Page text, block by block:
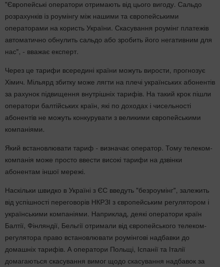
"Європейські оператори отримають від цього вигоду. Сальдо
розрахунків із роумінгу між нашими та європейськими
операторами на користь України. Скасування роумінг платежів
автоматично обнулить сальдо або зробить його негативним для
нас", - вважає експерт.
Через це тарифи всередині країни можуть вирости, прогнозує
Хімич. Мільярд збитку може лягти на плечі українських абонентів
за рахунок підвищення внутрішніх тарифів. На такий крок пішли
оператори балтійських країн, які по доходах і чисельності
абонентів не можуть конкурувати з великими європейськими
компаніями.
Який встановлювати тариф - визначає оператор. Тому телеком-
компанія може просто ввести високі тарифи на дзвінки
абонентам іншої мережі.
Наскільки швидко в Україні з ЄС введуть "безроумінг", залежить
від успішності переговорів НКРЗІ з європейським регулятором і
українськими компаніями. Наприклад, деякі оператори країн
Балтії, Фінляндії, Бельгії отримали від європейського телеком-
регулятора право встановлювати роумінгові надбавки до
домашніх тарифів. А оператори Польщі, Іспанії та Італії
домагаються скасування вимог щодо скасування надбавок за